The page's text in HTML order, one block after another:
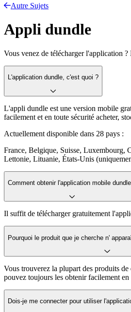
Autre Sujets
Appli dundle
Vous venez de télécharger l'application
L'application dundle, c'est quoi ?
L'appli dundle est une version mobile
facilement et en toute sécurité acheter,
Actuellement disponible dans 28 pays :
France, Belgique, Suisse, Luxembourg,
Lettonie, Lituanie, États-Unis
Comment obtenir l'application mobile
Il suffit de télécharger gratuitement
Pourquoi le produit que je cherche n'
Vous trouverez la plupart des produits
pouvez toujours les obtenir facilement
Dois-je me connecter pour utiliser